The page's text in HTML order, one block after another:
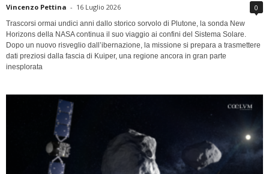
Vincenzo Pettina - 16 Luglio 2026 0
Trascorsi ormai undici anni dallo storico sorvolo di Plutone, la sonda New
Horizons della NASA continua il suo viaggio ai confini del Sistema Solare.
Dopo un nuovo risveglio dall’ibernazione, la missione si prepara a trasmettere
dati preziosi dalla fascia di Kuiper, una regione ancora in gran parte
inesplorata